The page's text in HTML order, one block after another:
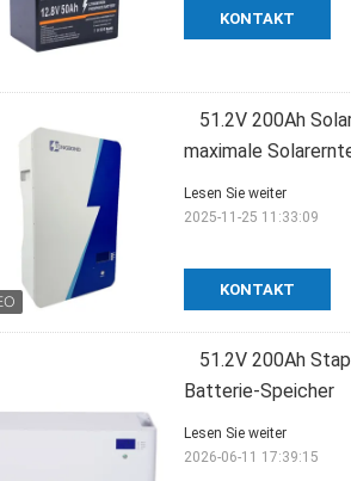
KONTAKT
51.2V 200Ah
maximale
KONTAKT
Lesen Sie weiter
2025-11-25 11:33:09
51.2V 200Ah
Batterie-Speicher
Lesen Sie weiter
2026-06-11 17:39:15